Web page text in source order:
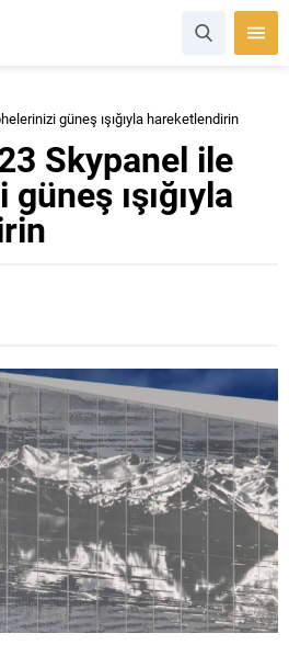
güneş ışığıyla hareketlendirin
Skypanel ile
ışığıyla